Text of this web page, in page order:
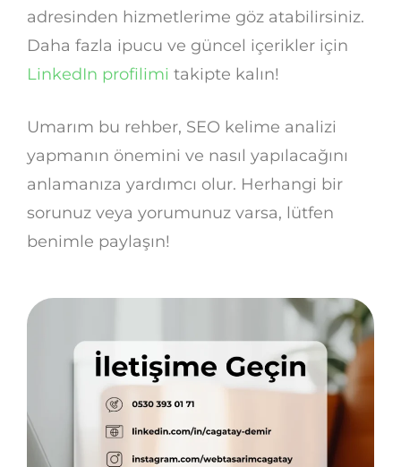
adresinden hizmetlerime göz atabilirsiniz.
Daha fazla ipucu ve güncel içerikler için
LinkedIn profilimi takipte kalın!
Umarım bu rehber, SEO kelime analizi
yapmanın önemini ve nasıl yapılacağını
anlamanıza yardımcı olur. Herhangi bir
sorunuz veya yorumunuz varsa, lütfen
benimle paylaşın!